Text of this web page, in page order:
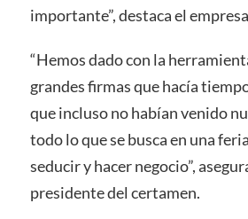
importante”, destaca el
“Hemos dado con la
grandes firmas que hacía
que incluso no habían venido
todo lo que se busca en una
seducir y hacer negocio”,
presidente del certamen.